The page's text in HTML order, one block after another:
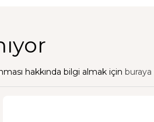
hakkında bilgi almak için buraya